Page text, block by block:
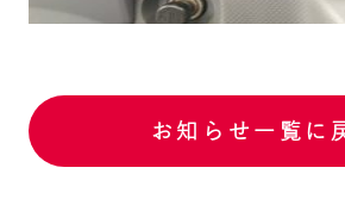
お知らせ一覧に